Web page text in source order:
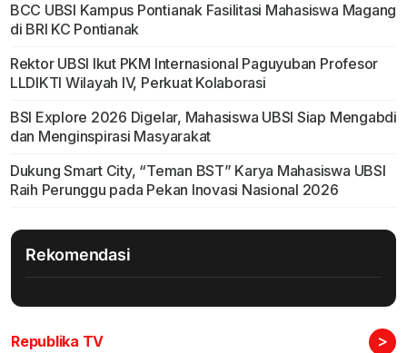
BCC UBSI Kampus Pontianak Fasilitasi Mahasiswa Magang
di BRI KC Pontianak
Rektor UBSI Ikut PKM Internasional Paguyuban Profesor
LLDIKTI Wilayah IV, Perkuat Kolaborasi
BSI Explore 2026 Digelar, Mahasiswa UBSI Siap Mengabdi
dan Menginspirasi Masyarakat
Dukung Smart City, “Teman BST” Karya Mahasiswa UBSI
Raih Perunggu pada Pekan Inovasi Nasional 2026
Rekomendasi
Republika TV >